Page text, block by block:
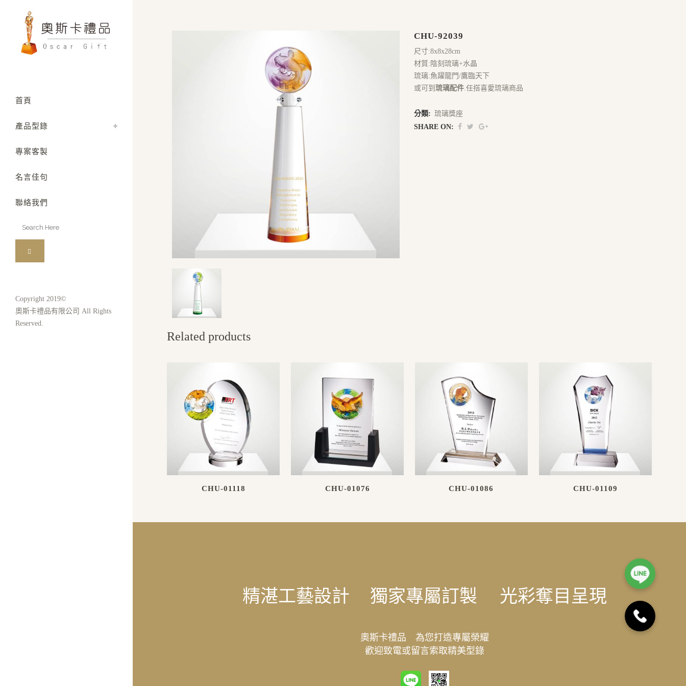
首頁
產品型錄
專案客製
名言佳句
聯絡我們
Copyright 2019©
奧斯卡禮品有限公司 All Rights
Reserved.
CHU-92039
尺寸:8x8x28cm
材質:陰刻琉璃+水晶
琉璃:魚躍龍門/鷹臨天下
或可到 琉璃配件.任搭喜愛琉璃商品
分類: 琉璃獎座
SHARE ON:
Related products
CHU-01118 CHU-01076 CHU-01086 CHU-01109
精湛工藝設計 獨家專屬訂製 光彩奪目呈現
奧斯卡禮品 為您打造專屬榮耀
歡迎致電或留言索取精美型錄